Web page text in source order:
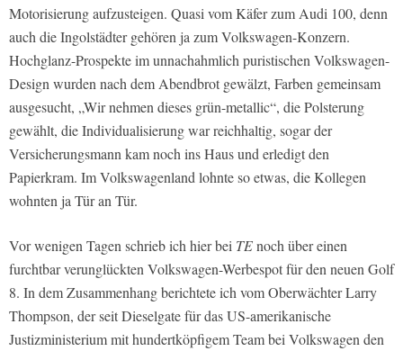
Motorisierung aufzusteigen. Quasi vom Käfer zum Audi 100, denn
auch die Ingolstädter gehören ja zum Volkswagen-Konzern.
Hochglanz-Prospekte im unnachahmlich puristischen Volkswagen-
Design wurden nach dem Abendbrot gewälzt, Farben gemeinsam
ausgesucht, „Wir nehmen dieses grün-metallic“, die Polsterung
gewählt, die Individualisierung war reichhaltig, sogar der
Versicherungsmann kam noch ins Haus und erledigt den
Papierkram. Im Volkswagenland lohnte so etwas, die Kollegen
wohnten ja Tür an Tür.
Vor wenigen Tagen schrieb ich hier bei TEnoch über einen
furchtbar verunglückten Volkswagen-Werbespot für den neuen Golf
8. In dem Zusammenhang berichtete ich vom Oberwächter Larry
Thompson, der seit Dieselgate für das US-amerikanische
Justizministerium mit hundertköpfigem Team bei Volkswagen den